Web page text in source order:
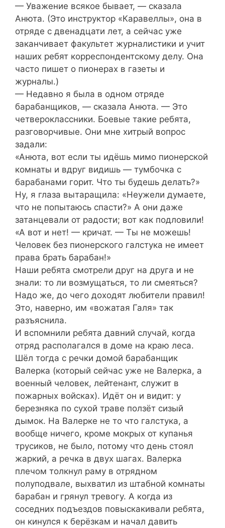
— Уважение всякое бывает, — сказала
Анюта. (Это инструктор «Каравеллы», она в
отряде с двенадцати лет, а сейчас уже
заканчивает факультет журналистики и учит
наших ребят корреспондентскому делу. Она
часто пишет о пионерах в газеты и
журналы.)
— Недавно я была в одном отряде
барабанщиков, — сказала Анюта. — Это
четвероклассники. Боевые такие ребята,
разговорчивые. Они мне хитрый вопрос
задали:
«Анюта, вот если ты идёшь мимо пионерской
комнаты и вдруг видишь — тумбочка с
барабанами горит. Что ты будешь делать?»
Ну, я глаза вытаращила: «Неужели думаете,
что не попытаюсь спасти?» А они даже
затанцевали от радости; вот как подловили!
«А вот и нет! — кричат. — Ты не можешь!
Человек без пионерского галстука не имеет
права брать барабан!»
Наши ребята смотрели друг на друга и не
знали: то ли возмущаться, то ли смеяться?
Надо же, до чего доходят любители правил!
Это, наверно, им «вожатая Галя» так
разъяснила.
И вспомнили ребята давний случай, когда
отряд располагался в доме на краю леса.
Шёл тогда с речки домой барабанщик
Валерка (который сейчас уже не Валерка, а
военный человек, лейтенант, служит в
пожарных войсках). Идёт он и видит: у
березняка по сухой траве ползёт сизый
дымок. На Валерке не то что галстука, а
вообще ничего, кроме мокрых от купанья
трусиков, не было, потому что день стоял
жаркий, а речка в двух шагах. Валерка
плечом толкнул раму в отрядном
полуподвале, выхватил из штабной комнаты
барабан и грянул тревогу. А когда из
соседних подъездов повыскакивали ребята,
он кинулся к берёзкам и начал давить